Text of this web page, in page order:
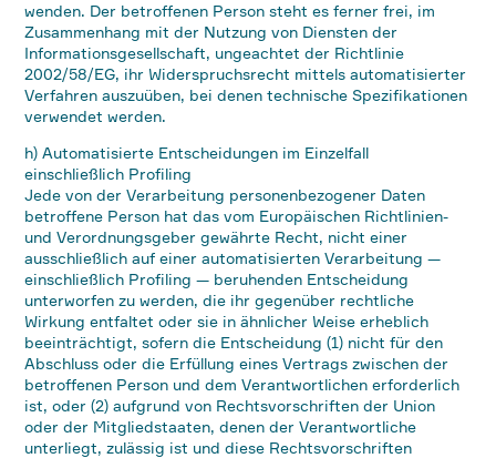
wenden. Der betroffenen Person steht es ferner frei, im
Zusammenhang mit der Nutzung von Diensten der
Informationsgesellschaft, ungeachtet der Richtlinie
2002/58/EG, ihr Widerspruchsrecht mittels automatisierter
Verfahren auszuüben, bei denen technische Spezifikationen
verwendet werden.
h) Automatisierte Entscheidungen im Einzelfall
einschließlich Profiling
Jede von der Verarbeitung personenbezogener Daten
betroffene Person hat das vom Europäischen Richtlinien-
und Verordnungsgeber gewährte Recht, nicht einer
ausschließlich auf einer automatisierten Verarbeitung —
einschließlich Profiling — beruhenden Entscheidung
unterworfen zu werden, die ihr gegenüber rechtliche
Wirkung entfaltet oder sie in ähnlicher Weise erheblich
beeinträchtigt, sofern die Entscheidung (1) nicht für den
Abschluss oder die Erfüllung eines Vertrags zwischen der
betroffenen Person und dem Verantwortlichen erforderlich
ist, oder (2) aufgrund von Rechtsvorschriften der Union
oder der Mitgliedstaaten, denen der Verantwortliche
unterliegt, zulässig ist und diese Rechtsvorschriften